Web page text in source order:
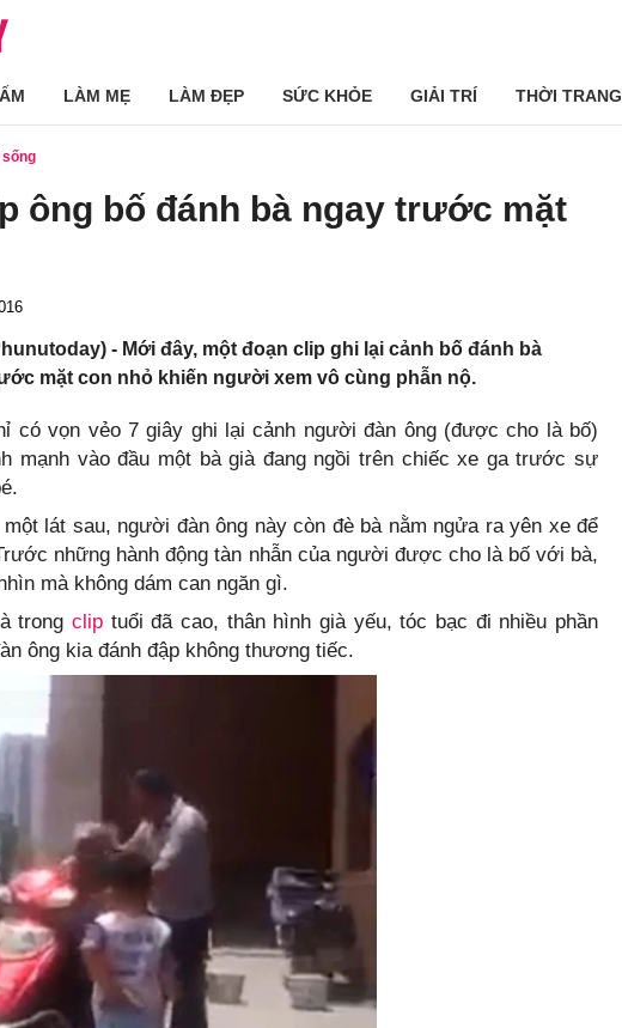
LÀM MẸ LÀM ĐẸP SỨC KHỎE GIẢI TRÍ THỜI TRANG
ông bố đánh bà ngay trước mặt
- Mới đây, một đoạn clip ghi lại cảnh bố đánh bà
mặt con nhỏ khiến người xem vô cùng phẫn nộ.
có vọn vẻo 7 giây ghi lại cảnh người đàn ông (được cho là bố)
mạnh vào đầu một bà già đang ngồi trên chiếc xe ga trước sự
lát sau, người đàn ông này còn đè bà nằm ngửa ra yên xe để
những hành động tàn nhẫn của người được cho là bố với bà,
mà không dám can ngăn gì.
trong clip tuổi đã cao, thân hình già yếu, tóc bạc đi nhiều phần
ông kia đánh đập không thương tiếc.